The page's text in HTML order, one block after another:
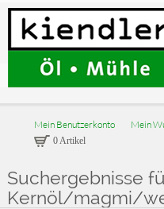
Mein Benutzerkonto Mein
0 Artikel
Suchergebnisse
Kernöl/magmi/